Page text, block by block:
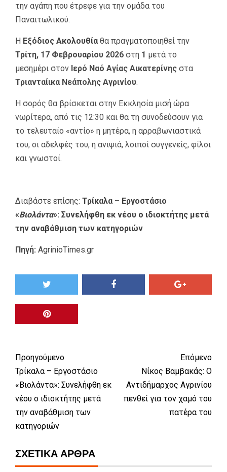
την αγάπη που έτρεφε για την ομάδα του
Παναιτωλικού.
Η Εξόδιος Ακολουθία θα πραγματοποιηθεί την
Τρίτη, 17 Φεβρουαρίου 2026 στη 1 μετά το
μεσημέρι στον Ιερό Ναό Αγίας Αικατερίνης στα
Τριανταίικα Νεάπολης Αγρινίου.
Η σορός θα βρίσκεται στην Εκκλησία μισή ώρα
νωρίτερα, από τις 12:30 και θα τη συνοδεύσουν για
το τελευταίο «αντίο» η μητέρα, η αρραβωνιαστικά
του, οι αδελφές του, η ανιψιά, λοιποί συγγενείς, φίλοι
και γνωστοί.
Διαβάστε επίσης: Τρίκαλα – Εργοστάσιο
«Βιολάντα»: Συνελήφθη εκ νέου ο ιδιοκτήτης μετά
την αναβάθμιση των κατηγοριών
Πηγή: AgrinioTimes.gr
Προηγούμενο
Τρίκαλα – Εργοστάσιο
«Βιολάντα»: Συνελήφθη εκ
νέου ο ιδιοκτήτης μετά
την αναβάθμιση των
κατηγοριών
Επόμενο
Νίκος Βαμβακάς: Ο
Αντιδήμαρχος Αγρινίου
πενθεί για τον χαμό του
πατέρα του
ΣΧΕΤΙΚΆ ΆΡΘΡΑ